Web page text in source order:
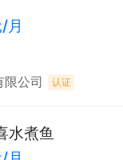
月
公司 认证
水煮鱼